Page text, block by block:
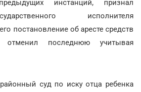
инстанций, признал
исполнителя
постановление об аресте средств
последнюю учитывая
суд по иску отца ребенка